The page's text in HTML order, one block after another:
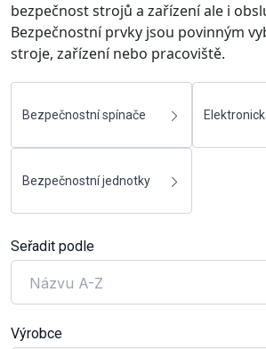
bezpečnost strojů a zařízení ale i
Bezpečnostní prvky jsou povinným
stroje, zařízení nebo pracoviště.
Bezpečnostní spínače
Bezpečnostní jednotky
Seřadit podle
Názvu A-Z
Výrobce